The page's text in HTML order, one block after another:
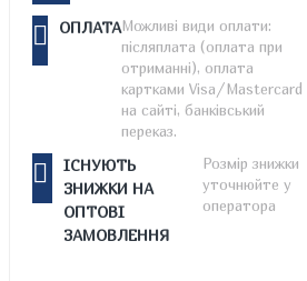
ОПЛАТАМожливі види оплати:
післяплата (оплата при
отриманні), оплата
картками Visa/Mastercard
на сайті, банківський
переказ.
ІСНУЮТЬ
ЗНИЖКИ НА
ОПТОВІ
ЗАМОВЛЕННЯ
Розмір знижки
уточнюйте у
оператора